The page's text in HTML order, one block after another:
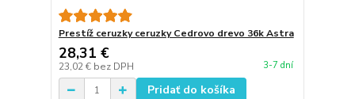
Prestíž ceruzky ceruzky Cedrovo drevo 36k Astra
28,31 €
23,02 € bez DPH 3-7 dní
Pridať do košíka